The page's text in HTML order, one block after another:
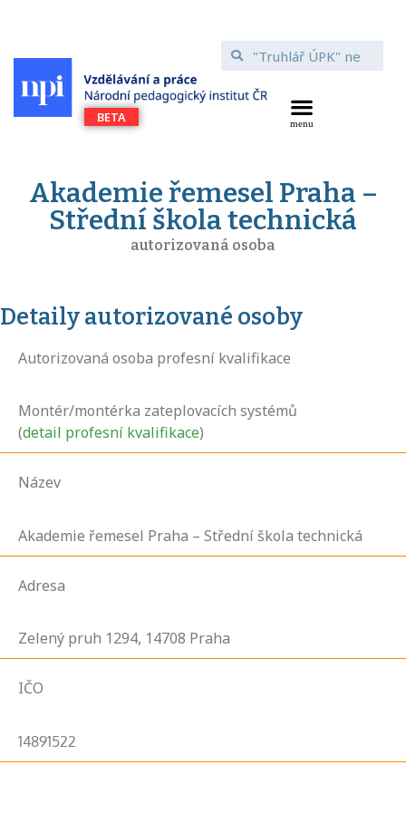
Akademie řemesel Praha –
Střední škola technická
autorizovaná osoba
Detaily autorizované osoby
Autorizovaná osoba profesní kvalifikace
Montér/montérka zateplovacích systémů
(detail profesní kvalifikace)
Název
Akademie řemesel Praha – Střední škola technická
Adresa
Zelený pruh 1294, 14708 Praha
IČO
14891522